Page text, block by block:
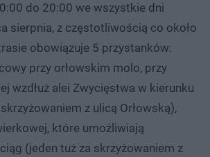
do 20:00 we wszystkie dni
sierpnia, z częstotliwością co około
obowiązuje 5 przystanków:
przy orłowskim molo, przy
wzdłuż alei Zwycięstwa w kierunku
z ulicą Orłowską),
które umożliwiają
(jeden tuż za skrzyżowaniem z